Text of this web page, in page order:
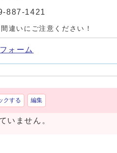
887-1421
違いにご注意ください！
ォーム
クする 編集
いません。